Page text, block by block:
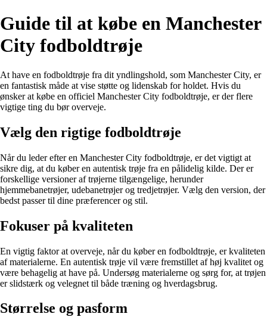
Guide til at købe en Manchester
City fodboldtrøje
At have en fodboldtrøje fra dit yndlingshold, som Manchester City, er
en fantastisk måde at vise støtte og lidenskab for holdet. Hvis du
ønsker at købe en officiel Manchester City fodboldtrøje, er der flere
vigtige ting du bør overveje.
Vælg den rigtige fodboldtrøje
Når du leder efter en Manchester City fodboldtrøje, er det vigtigt at
sikre dig, at du køber en autentisk trøje fra en pålidelig kilde. Der er
forskellige versioner af trøjerne tilgængelige, herunder
hjemmebanetrøjer, udebanetrøjer og tredjetrøjer. Vælg den version, der
bedst passer til dine præferencer og stil.
Fokuser på kvaliteten
En vigtig faktor at overveje, når du køber en fodboldtrøje, er kvaliteten
af materialerne. En autentisk trøje vil være fremstillet af høj kvalitet og
være behagelig at have på. Undersøg materialerne og sørg for, at trøjen
er slidstærk og velegnet til både træning og hverdagsbrug.
Størrelse og pasform